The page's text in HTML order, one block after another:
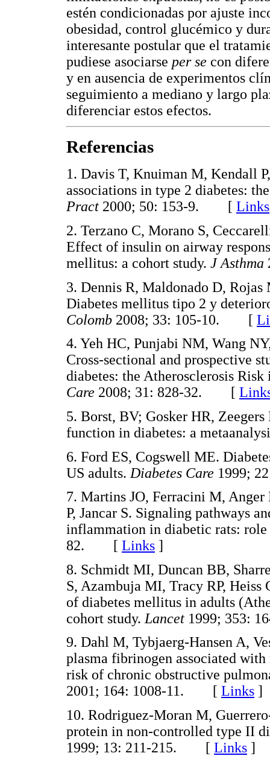
estén condicionadas por ajuste
obesidad, control glucémico y
interesante postular que el
pudiese asociarse per se con
y en ausencia de experimentos
seguimiento a mediano y largo
diferenciar estos efectos.
Referencias
1. Davis T, Knuiman M, Kendall
associations in type 2 diabetes:
Pract 2000; 50: 153-9. [ Links
2. Terzano C, Morano S,
Effect of insulin on airway
mellitus: a cohort study. J Asthma
3. Dennis R, Maldonado D,
Diabetes mellitus tipo 2 y
Colomb 2008; 33: 105-10. [
4. Yeh HC, Punjabi NM, Wang
Cross-sectional and prospective
diabetes: the Atherosclerosis
Care 2008; 31: 828-32. [
5. Borst, BV; Gosker HR,
function in diabetes: a
6. Ford ES, Cogswell ME.
US adults. Diabetes Care 1999;
7. Martins JO, Ferracini M,
P, Jancar S. Signaling pathways
inflammation in diabetic rats:
82. [ Links ]
8. Schmidt MI, Duncan BB,
S, Azambuja MI, Tracy RP,
of diabetes mellitus in adults
cohort study. Lancet 1999;
9. Dahl M, Tybjaerg-Hansen A,
plasma fibrinogen associated
risk of chronic obstructive
2001; 164: 1008-11. [ Links ]
10. Rodriguez-Moran M,
protein in non-controlled type II
1999; 13: 211-215. [ Links ]